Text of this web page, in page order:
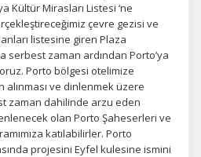
Kültür Mirasları Listesi ‘ne
çevre gezisi ve
listesine giren Plaza
serbest zaman ardından Porto’ya
Porto bölgesi otelimize
alınması ve dinlenmek üzere
zaman dahilinde arzu eden
olan Porto Şaheserleri ve
katılabilirler. Porto
projesini Eyfel kulesine ismini